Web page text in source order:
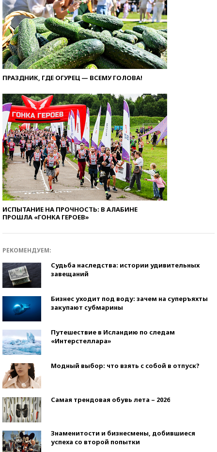
ПРАЗДНИК, ГДЕ ОГУРЕЦ — ВСЕМУ ГОЛОВА!
ИСПЫТАНИЕ НА ПРОЧНОСТЬ: В АЛАБИНЕ
ПРОШЛА «ГОНКА ГЕРОЕВ»
РЕКОМЕНДУЕМ:
Судьба наследства: истории удивительных
завещаний
Бизнес уходит под воду: зачем на суперъяхты
закупают субмарины
Путешествие в Исландию по следам
«Интерстеллара»
Модный выбор: что взять с собой в отпуск?
Самая трендовая обувь лета – 2026
Знаменитости и бизнесмены, добившиеся
успеха со второй попытки